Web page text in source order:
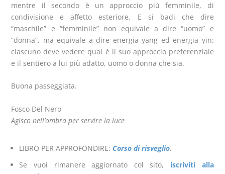
mentre il secondo è un approccio più femminile, di
condivisione e affetto esteriore. E si badi che dire
“maschile” e “femminile” non equivale a dire “uomo” e
“donna”, ma equivale a dire energia yang ed energia yin:
ciascuno deve vedere qual è il suo approccio preferenziale
e il sentiero a lui più adatto, uomo o donna che sia.
Buona passeggiata.
Fosco Del Nero
Agisco nell’ombra per servire la luce
LIBRO PER APPROFONDIRE: Corso di risveglio.
Se vuoi rimanere aggiornato col sito, iscriviti alla